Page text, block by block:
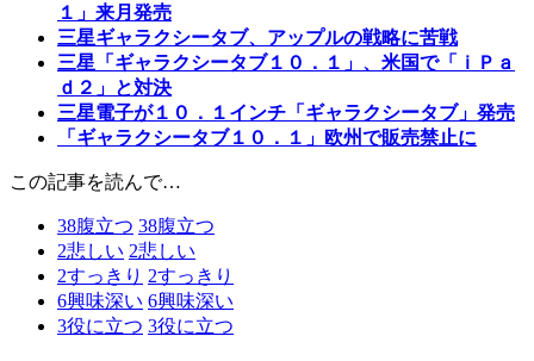
１」来月発売
三星ギャラクシータブ、アップルの戦略に苦戦
三星「ギャラクシータブ１０．１」、米国で「ｉＰａ
ｄ２」と対決
三星電子が１０．１インチ「ギャラクシータブ」発売
「ギャラクシータブ１０．１」欧州で販売禁止に
この記事を読んで…
38腹立つ 38腹立つ
2悲しい 2悲しい
2すっきり 2すっきり
6興味深い 6興味深い
3役に立つ 3役に立つ